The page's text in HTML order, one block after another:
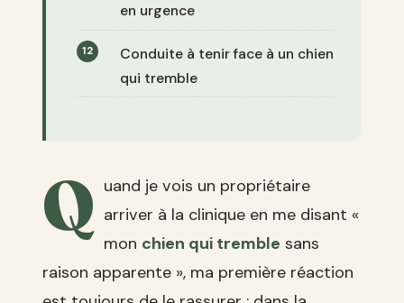
en urgence
Conduite à tenir face à un chien
qui tremble
Q uand je vois un propriétaire
arriver à la clinique en me disant «
mon chien qui tremble sans
raison apparente », ma première réaction